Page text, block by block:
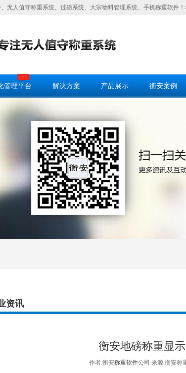
无人值守称重系统、过磅系统、大宗物料管理系统、手机称重软件！
管理平台 解决方案 产品展示 衡安案例
资讯
衡安地磅称重显
作者:衡安称重软件公司 来源:衡安称